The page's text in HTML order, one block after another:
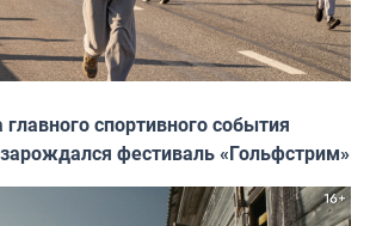
спортивного события
фестиваль «Гольфстрим»